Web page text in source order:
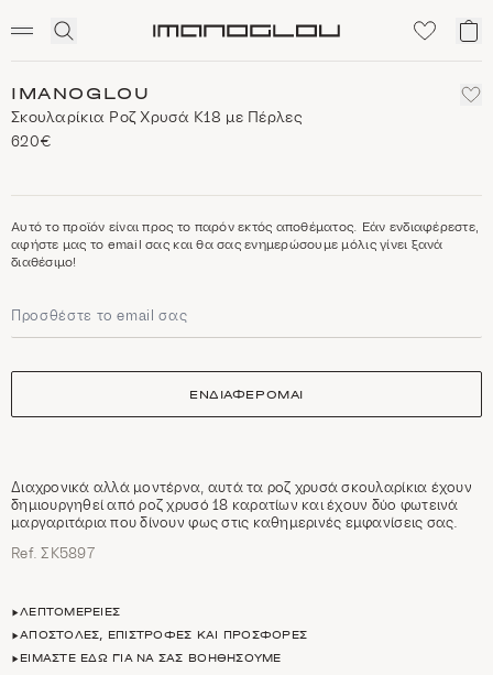
Click
search
Το
IMANOGLOU
Σκουλαρίκια Ροζ Χρυσά Κ18 με Πέρλες
620€
Αυτό το προϊόν είναι προς το παρόν εκτός αποθέματος. Εάν ενδιαφέρεστε,
αφήστε μας το email σας και θα σας ενημερώσουμε μόλις γίνει ξανά
διαθέσιμο!
ΕΝΔΙΑΦΕΡΟΜΑΙ
Διαχρονικά αλλά μοντέρνα, αυτά τα ροζ χρυσά σκουλαρίκια έχουν
δημιουργηθεί από ροζ χρυσό 18 καρατίων και έχουν δύο φωτεινά
μαργαριτάρια που δίνουν φως στις καθημερινές εμφανίσεις σας.
Ref. ΣΚ5897
ΛΕΠΤΟΜΈΡΕΙΕΣ
ΑΠΟΣΤΟΛΈΣ, ΕΠΙΣΤΡΟΦΈΣ ΚΑΙ ΠΡΟΣΦΟΡΈΣ
ΕΊΜΑΣΤΕ ΕΔΏ ΓΙΑ ΝΑ ΣΑΣ ΒΟΗΘΉΣΟΥΜΕ